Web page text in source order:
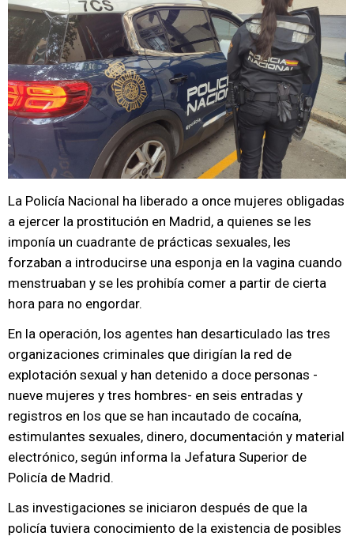
La Policía Nacional ha liberado a once mujeres obligadas
a ejercer la prostitución en Madrid, a quienes se les
imponía un cuadrante de prácticas sexuales, les
forzaban a introducirse una esponja en la vagina cuando
menstruaban y se les prohibía comer a partir de cierta
hora para no engordar.
En la operación, los agentes han desarticulado las tres
organizaciones criminales que dirigían la red de
explotación sexual y han detenido a doce personas -
nueve mujeres y tres hombres- en seis entradas y
registros en los que se han incautado de cocaína,
estimulantes sexuales, dinero, documentación y material
electrónico, según informa la Jefatura Superior de
Policía de Madrid.
Las investigaciones se iniciaron después de que la
policía tuviera conocimiento de la existencia de posibles